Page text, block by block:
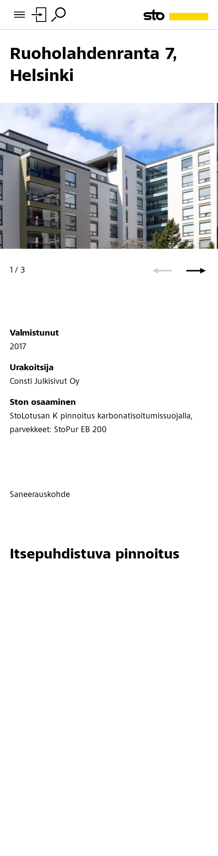
Ruoholahdenranta 7,
Helsinki
1 / 3
Valmistunut
2017
Urakoitsija
Consti Julkisivut Oy
Ston osaaminen
StoLotusan K pinnoitus karbonatisoitumissuojalla,
parvekkeet: StoPur EB 200
Saneerauskohde
Itsepuhdistuva pinnoitus